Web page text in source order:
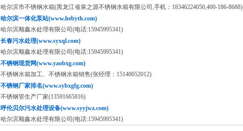
哈尔滨市不锈钢水箱(黑龙江省泉之源不锈钢水箱有限公司,手机：18346224050,400-186-8688)
哈尔滨一体化泵站(www.hebyth.com)
哈尔滨顺鑫水处理有限公司(电话:15945995341)
长春污水处理(www.syxql.com)
哈尔滨顺鑫水处理有限公司(电话:15945995341)
不锈钢现货网(www.yaobxg.com)
不锈钢水箱加工、不锈钢水箱销售(张经理：15140052012)
不锈钢厂家排名(www.sybxgfg.com)
不锈钢管生产厂家(13591665816)
呼伦贝尔污水处理设备(www.syyjwz.com)
哈尔滨顺鑫水处理有限公司(电话:15945995341)